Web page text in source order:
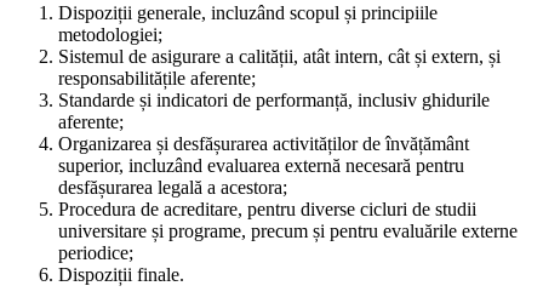
Dispoziții generale, incluzând scopul și principiile
metodologiei;
Sistemul de asigurare a calității, atât intern, cât și extern, și
responsabilitățile aferente;
Standarde și indicatori de performanță, inclusiv ghidurile
aferente;
Organizarea și desfășurarea activităților de învățământ
superior, incluzând evaluarea externă necesară pentru
desfășurarea legală a acestora;
Procedura de acreditare, pentru diverse cicluri de studii
universitare și programe, precum și pentru evaluările externe
periodice;
Dispoziții finale.